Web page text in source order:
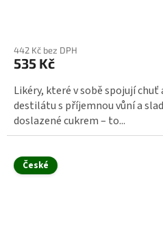
442 Kč bez DPH
535 Kč
Likéry, které v sobě spojují
destilátu s příjemnou vůní a
doslazené cukrem – to...
České